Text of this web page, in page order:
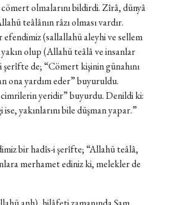
olmalarını bildirdi. Zîrâ, dünyâ
teâlânın râzı olması vardır.
efendimiz (sallallahü aleyhi ve sellem
olup (Allahü teâlâ ve insanlar
de; “Cömert kişinin günahını
ona yardım eder” buyuruldu.
yeridir” buyurdu. Denildi ki:
yakınlarını bile düşman yapar.”
bir hadîs-i şerîfte; “Allahü teâlâ,
merhamet ediniz ki, melekler de